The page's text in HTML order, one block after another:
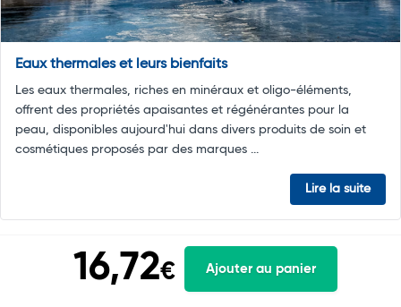
Eaux thermales et leurs bienfaits
Les eaux thermales, riches en minéraux et oligo-éléments,
offrent des propriétés apaisantes et régénérantes pour la
peau, disponibles aujourd'hui dans divers produits de soin et
cosmétiques proposés par des marques ...
Lire la suite
16,72€ Ajouter au panier